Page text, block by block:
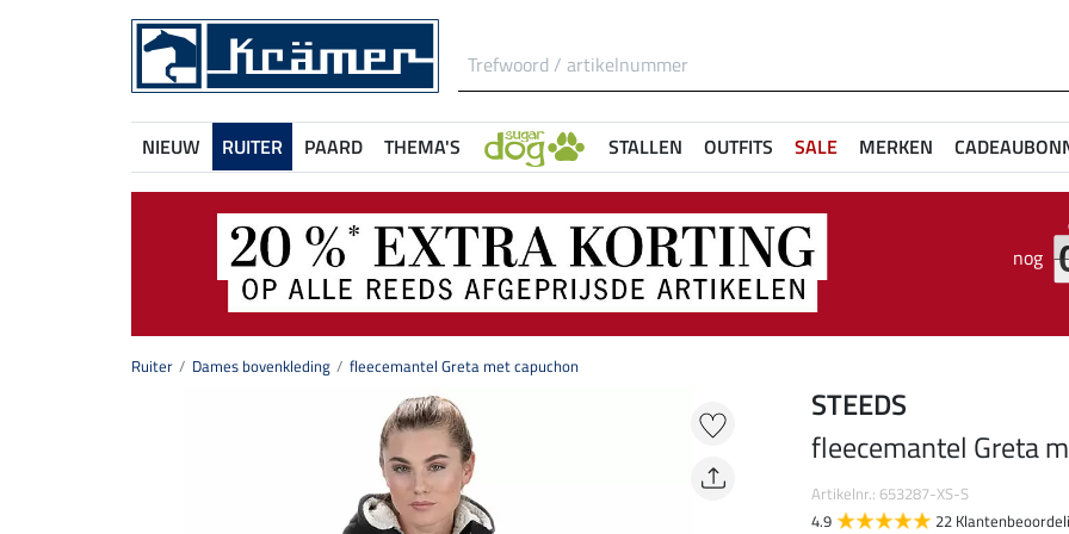
NIEUW RUITER PAARD THEMA'S STALLEN OUTFITS SALE MERKEN
nog
Ruiter Dames bovenkleding fleecemantel Greta met capuchon
STEEDS
fleecemantel Greta
Artikelnr.: 653287-XS-S
4.9
22